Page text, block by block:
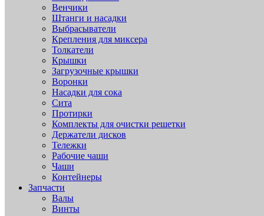
Венчики
Штанги и насадки
Выбрасыватели
Крепления для миксера
Толкатели
Крышки
Загрузочные крышки
Воронки
Насадки для сока
Сита
Протирки
Комплекты для очистки решетки
Держатели дисков
Тележки
Рабочие чаши
Чаши
Контейнеры
Запчасти
Валы
Винты